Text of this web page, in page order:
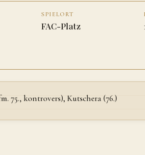
SPIELORT
FAC-Platz
75., kontrovers), Kutschera (76.)